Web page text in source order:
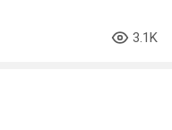
3.1K